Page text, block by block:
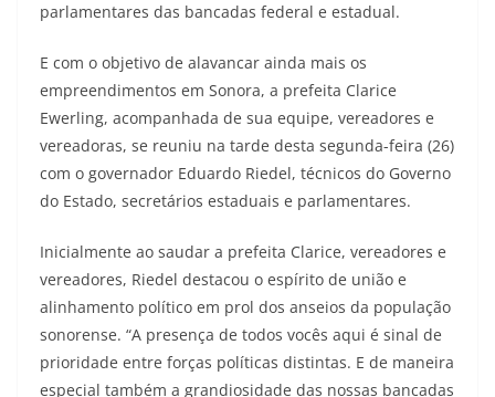
parlamentares das bancadas federal e estadual.
E com o objetivo de alavancar ainda mais os
empreendimentos em Sonora, a prefeita Clarice
Ewerling, acompanhada de sua equipe, vereadores e
vereadoras, se reuniu na tarde desta segunda-feira (26)
com o governador Eduardo Riedel, técnicos do Governo
do Estado, secretários estaduais e parlamentares.
Inicialmente ao saudar a prefeita Clarice, vereadores e
vereadores, Riedel destacou o espírito de união e
alinhamento político em prol dos anseios da população
sonorense. “A presença de todos vocês aqui é sinal de
prioridade entre forças políticas distintas. E de maneira
especial também a grandiosidade das nossas bancadas